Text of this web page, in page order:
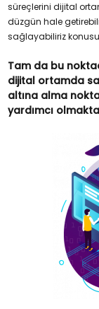
süreçlerini dijital
düzgün hale
sağlayabiliriz
Tam da bu
dijital ortamda
altına alma
yardımcı